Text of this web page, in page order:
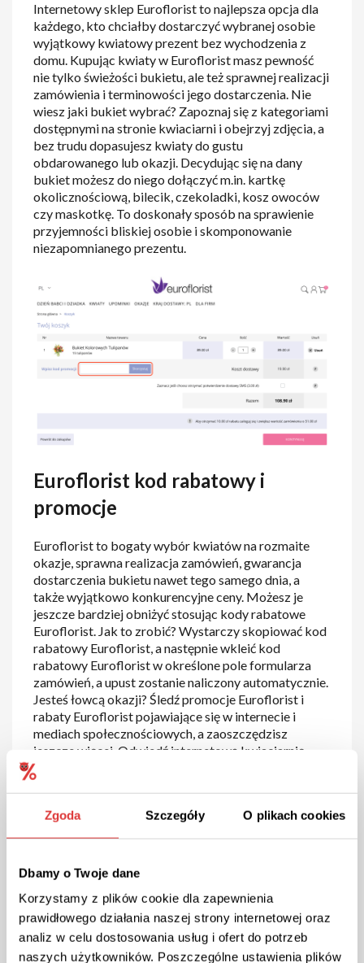
Zgoda Szczegóły O plikach cookies
Dbamy o Twoje dane
Korzystamy z plików cookie dla zapewnienia
prawidłowego działania naszej strony internetowej oraz
analiz w celu dostosowania usług i ofert do potrzeb
naszych użytkowników. Poszczególne ustawienia plików
Internetowy sklep Euroflorist to najlepsza opcja dla
każdego, kto chciałby dostarczyć wybranej osobie
wyjątkowy kwiatowy prezent bez wychodzenia z
domu. Kupując kwiaty w Euroflorist masz pewność
nie tylko świeżości bukietu, ale też sprawnej realizacji
zamówienia i terminowości jego dostarczenia. Nie
wiesz jaki bukiet wybrać? Zapoznaj się z kategoriami
dostępnymi na stronie kwiaciarni i obejrzyj zdjęcia, a
bez trudu dopasujesz kwiaty do gustu
obdarowanego lub okazji. Decydując się na dany
bukiet możesz do niego dołączyć m.in. kartkę
okolicznościową, bilecik, czekoladki, kosz owoców
czy maskotkę. To doskonały sposób na sprawienie
przyjemności bliskiej osobie i skomponowanie
niezapomnianego prezentu.
Euroflorist kod rabatowy i
promocje
Euroflorist to bogaty wybór kwiatów na rozmaite
okazje, sprawna realizacja zamówień, gwarancja
dostarczenia bukietu nawet tego samego dnia, a
także wyjątkowo konkurencyjne ceny. Możesz je
jeszcze bardziej obniżyć stosując kody rabatowe
Euroflorist. Jak to zrobić? Wystarczy skopiować kod
rabatowy Euroflorist, a następnie wkleić kod
rabatowy Euroflorist w określone pole formularza
zamówień, a upust zostanie naliczony automatycznie.
Jesteś łowcą okazji? Śledź promocje Euroflorist i
rabaty Euroflorist pojawiające się w internecie i
mediach społecznościowych, a zaoszczędzisz
jeszcze więcej. Odwiedź internetową kwiaciarnię
Euroflorist i przekonaj się sam.
Kod rabatowy Euroflorist–
rodzaje i korzyści
Euroflorist to kwiaciarnia internetowa umożliwiająca
zamawianie kwiatów online. Przedsiębiorstwo działa
na podstawie doświadczeń swojej spółki matki
mającej swoje korzenie w Szwecji. W związku z tym,
iż kwiaty można zamówić przez Internet, w
Euroflorist, ważnym elementem sprzedaży jest kod